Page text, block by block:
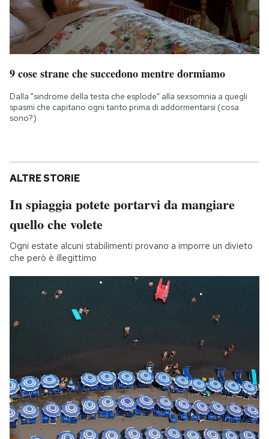
9 cose strane che succedono mentre dormiamo
Dalla "sindrome della testa che esplode" alla sexsomnia a quegli
spasmi che capitano ogni tanto prima di addormentarsi (cosa
sono?)
ALTRE STORIE
In spiaggia potete portarvi da mangiare
quello che volete
Ogni estate alcuni stabilimenti provano a imporre un divieto
che però è illegittimo